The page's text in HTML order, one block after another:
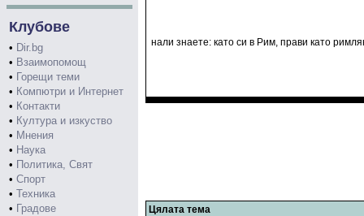
Клубове
• Dir.bg
• Взаимопомощ
• Горещи теми
• Компютри и Интернет
• Контакти
• Култура и изкуство
• Мнения
• Наука
• Политика, Свят
• Спорт
• Техника
• Градове
нали знаете: като си в Рим, прави като
Цялата тема